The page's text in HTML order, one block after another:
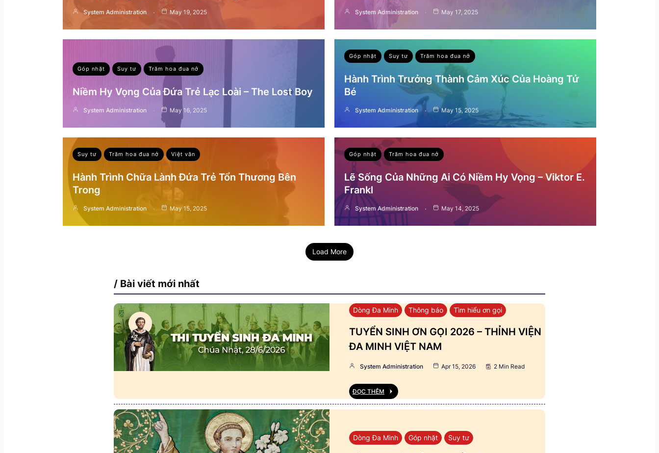
System Administration May 19, 2025 System Administration May 17, 2025
Góp nhặt Suy tư Trăm hoa đua nở
Niềm Hy Vọng Của Đứa Trẻ Lạc Loài – The Lost Boy
System Administration May 16, 2025
Góp nhặt Suy tư Trăm hoa đua nở
Hành Trình Trưởng Thành Cảm Xúc Của Hoàng Tử
Bé
System Administration May 15, 2025
Suy tư Trăm hoa đua nở Việt văn
Hành Trình Chữa Lành Đứa Trẻ Tổn Thương Bên
Trong
System Administration May 15, 2025
Góp nhặt Trăm hoa đua nở
Lẽ Sống Của Những Ai Có Niềm Hy Vọng – Viktor E.
Frankl
System Administration May 14, 2025
Load More
/ Bài viết mới nhất
Dòng Đa Minh Thông báo Tìm hiểu ơn gọi
TUYỂN SINH ƠN GỌI 2026 – THỈNH VIỆN
ĐA MINH VIỆT NAM
System Administration Apr 15, 2026 2 Min Read
ĐỌC THÊM
Dòng Đa Minh Góp nhặt Suy tư